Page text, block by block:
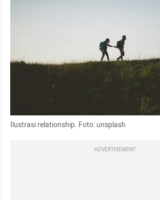
Ilustrasi relationship. Foto: unsplash
ADVERTISEMENT